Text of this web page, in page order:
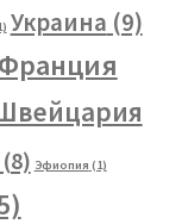
Украина (9)
Франция
(8) Эфиопия (1)